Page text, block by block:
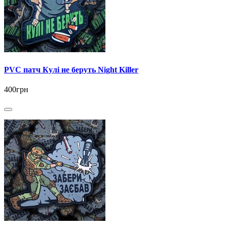
PVC патч Кулі не беруть Night Killer
400грн